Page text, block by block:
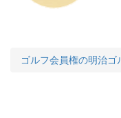
ゴルフ会員権の明治ゴ